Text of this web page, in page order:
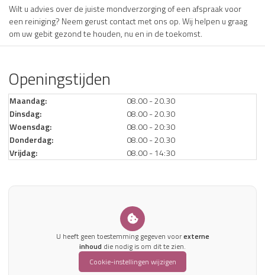
Wilt u advies over de juiste mondverzorging of een afspraak voor
een reiniging? Neem gerust contact met ons op. Wij helpen u graag
om uw gebit gezond te houden, nu en in de toekomst.
Openingstijden
Maandag:
08.00 - 20.30
Dinsdag:
08.00 - 20.30
Woensdag:
08.00 - 20:30
Donderdag:
08.00 - 20.30
Vrijdag:
08.00 - 14:30
U heeft geen toestemming gegeven voorexterne
inhoud die nodig is om dit te zien.
Cookie-instellingen wijzigen